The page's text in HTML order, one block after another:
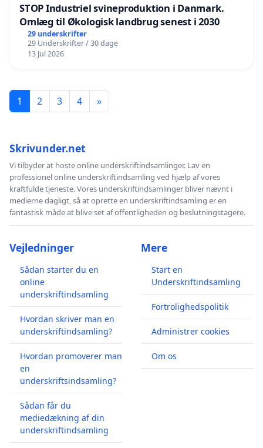
STOP Industriel svineproduktion i Danmark.
Omlæg til Økologisk landbrug senest i 2030
29 underskrifter
29 Underskrifter / 30 dage
13 Jul 2026
1 2 3 4 »
Skrivunder.net
Vi tilbyder at hoste online underskriftindsamlinger. Lav en
professionel online underskriftindsamling ved hjælp af vores
kraftfulde tjeneste. Vores underskriftindsamlinger bliver nævnt i
medierne dagligt, så at oprette en underskriftindsamling er en
fantastisk måde at blive set af offentligheden og beslutningstagere.
Vejledninger
Sådan starter du en
online
underskriftindsamling
Hvordan skriver man en
underskriftindsamling?
Hvordan promoverer man
en
underskriftsindsamling?
Sådan får du
mediedækning af din
underskriftindsamling
Mere
Start en
Underskriftindsamling
Fortrolighedspolitik
Administrer cookies
Om os